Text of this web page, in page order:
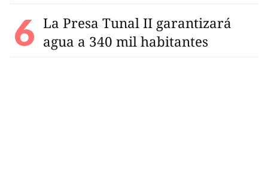
La Presa Tunal II garantizará
agua a 340 mil habitantes